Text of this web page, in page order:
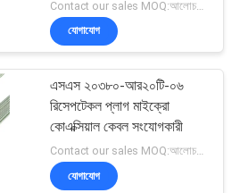
যোগাযোগ
এসএস ২০৩৮০-আর২০টি-০৬
রিসেপটেকল প্লাগ মাইক্রো
কোএক্সিয়াল কেবল সংযোগকারী
Contact our sales MOQ:আলোচনাযোগ্য
যোগাযোগ